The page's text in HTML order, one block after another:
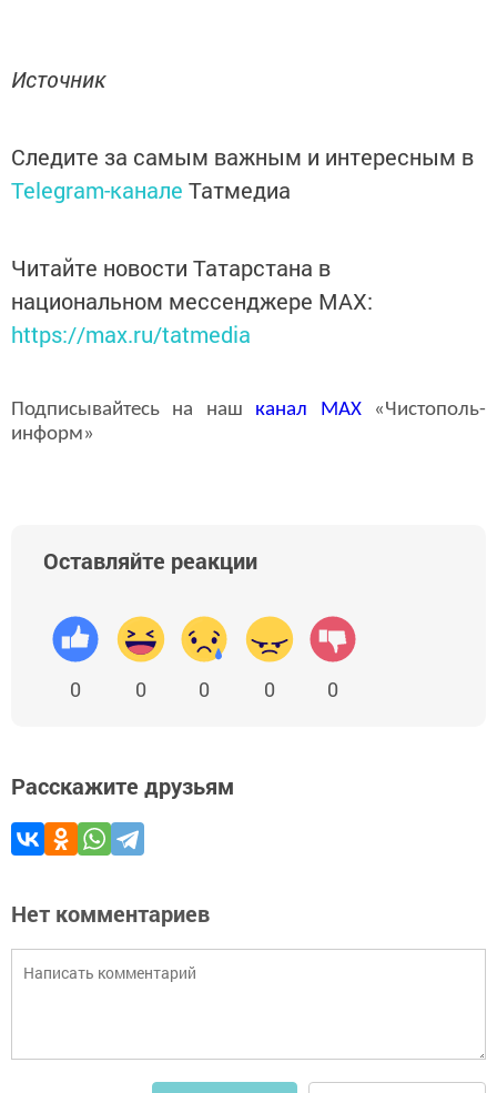
Источник
Следите за самым важным и интересным в
Telegram-канале Татмедиа
Читайте новости Татарстана в
национальном мессенджере MАХ:
https://max.ru/tatmedia
Подписывайтесь на наш канал MAX«Чистополь-
информ»
Оставляйте реакции
0 0 0 0 0
Расскажите друзьям
Нет комментариев